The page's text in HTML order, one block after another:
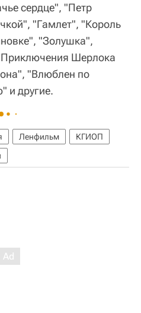
сердце", "Петр
"Гамлет", "Король
"Золушка",
Шерлока
"Влюблен по
и другие.
Ленфильм
КГИОП